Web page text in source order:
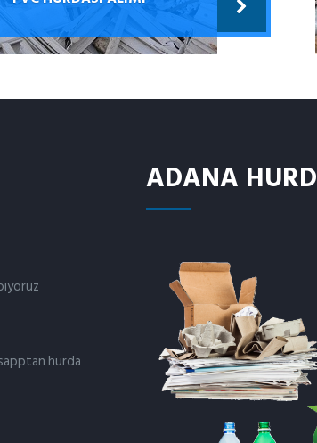
hurda
ADANA